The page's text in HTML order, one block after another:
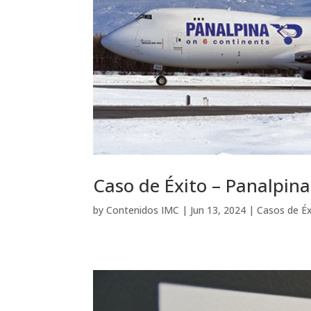
Caso de Éxito – Panalpina
byContenidos IMC | Jun 13, 2024 |Casos de